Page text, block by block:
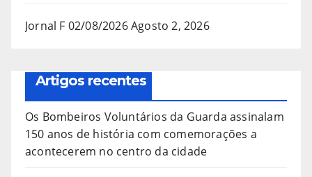
Jornal F 02/08/2026Agosto 2, 2026
Artigos recentes
Os Bombeiros Voluntários da Guarda assinalam
150 anos de história com comemorações a
acontecerem no centro da cidade